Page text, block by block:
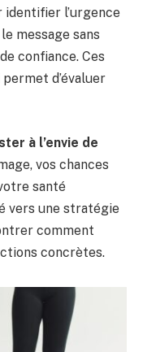
identifier l’urgence
message sans
de confiance. Ces
d’évaluer
à l’envie de
vos chances
santé
vers une stratégie
comment
concrètes.